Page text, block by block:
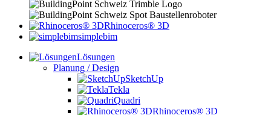
Rhinoceros® 3D
simplebim
Lösungen
Planung / Design
SketchUp
Tekla
Quadri
Rhinoceros® 3D